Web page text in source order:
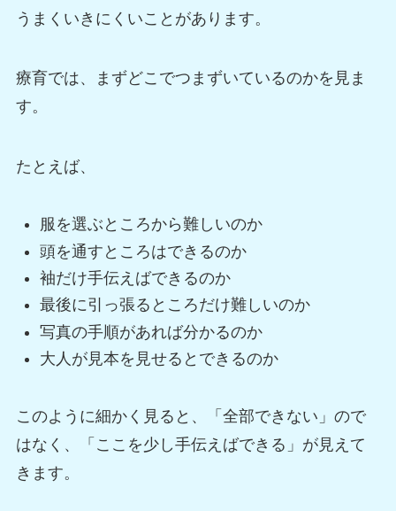
うまくいきにくいことがあります。
療育では、まずどこでつまずいているのかを見ま
す。
たとえば、
服を選ぶところから難しいのか
頭を通すところはできるのか
袖だけ手伝えばできるのか
最後に引っ張るところだけ難しいのか
写真の手順があれば分かるのか
大人が見本を見せるとできるのか
このように細かく見ると、「全部できない」ので
はなく、「ここを少し手伝えばできる」が見えて
きます。